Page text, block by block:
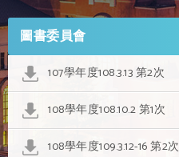
圖書委員會
107學年度108.3.13 第2次
108學年度108.10.2 第1次
108學年度109.3.12-16 第2次